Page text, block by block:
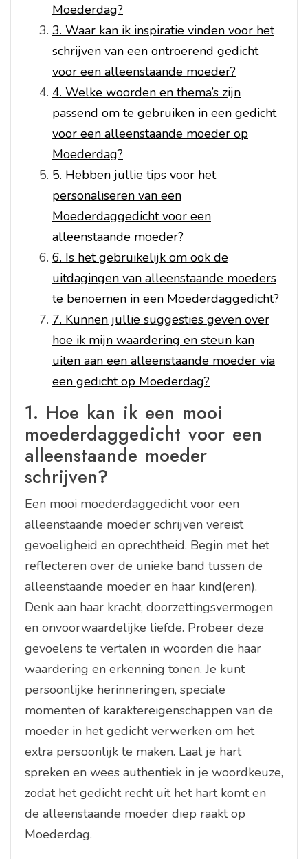
Moederdag?
3. Waar kan ik inspiratie vinden voor het
schrijven van een ontroerend gedicht
voor een alleenstaande moeder?
4. Welke woorden en thema’s zijn
passend om te gebruiken in een gedicht
voor een alleenstaande moeder op
Moederdag?
5. Hebben jullie tips voor het
personaliseren van een
Moederdaggedicht voor een
alleenstaande moeder?
6. Is het gebruikelijk om ook de
uitdagingen van alleenstaande moeders
te benoemen in een Moederdaggedicht?
7. Kunnen jullie suggesties geven over
hoe ik mijn waardering en steun kan
uiten aan een alleenstaande moeder via
een gedicht op Moederdag?
1. Hoe kan ik een mooi
moederdaggedicht voor een
alleenstaande moeder
schrijven?
Een mooi moederdaggedicht voor een
alleenstaande moeder schrijven vereist
gevoeligheid en oprechtheid. Begin met het
reflecteren over de unieke band tussen de
alleenstaande moeder en haar kind(eren).
Denk aan haar kracht, doorzettingsvermogen
en onvoorwaardelijke liefde. Probeer deze
gevoelens te vertalen in woorden die haar
waardering en erkenning tonen. Je kunt
persoonlijke herinneringen, speciale
momenten of karaktereigenschappen van de
moeder in het gedicht verwerken om het
extra persoonlijk te maken. Laat je hart
spreken en wees authentiek in je woordkeuze,
zodat het gedicht recht uit het hart komt en
de alleenstaande moeder diep raakt op
Moederdag.